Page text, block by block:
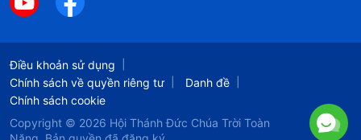
Điều khoản sử dụng
Chính sách về quyền riêng tư
Danh đề
Chính sách cookie
Copyright © 2026 Hội Thánh Đức Chúa Trời Toàn